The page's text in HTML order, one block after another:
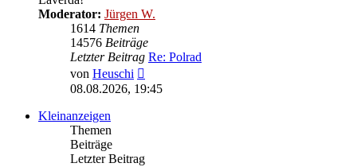
Moderator: Jürgen W.
1614 Themen
14576 Beiträge
Letzter Beitrag Re: Polrad
von Heuschi
Beitrag
08.08.2026, 19:45
Kleinanzeigen
Themen
Beiträge
Letzter Beitrag